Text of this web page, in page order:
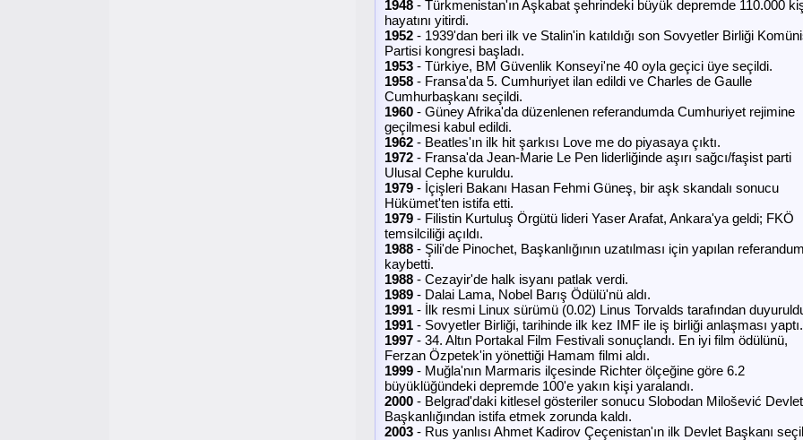
1948 - Türkmenistan'ın Aşkabat şehrindeki büyük depremde 110.000
hayatını yitirdi.
1952 - 1939'dan beri ilk ve Stalin'in katıldığı son Sovyetler Birliği
Partisi kongresi başladı.
1953 - Türkiye, BM Güvenlik Konseyi'ne 40 oyla geçici üye seçildi.
1958 - Fransa'da 5. Cumhuriyet ilan edildi ve Charles de Gaulle
Cumhurbaşkanı seçildi.
1960 - Güney Afrika'da düzenlenen referandumda Cumhuriyet rejimine
geçilmesi kabul edildi.
1962 - Beatles'ın ilk hit şarkısı Love me do piyasaya çıktı.
1972 - Fransa'da Jean-Marie Le Pen liderliğinde aşırı sağcı/faşist parti
Ulusal Cephe kuruldu.
1979 - İçişleri Bakanı Hasan Fehmi Güneş, bir aşk skandalı sonucu
Hükümet'ten istifa etti.
1979 - Filistin Kurtuluş Örgütü lideri Yaser Arafat, Ankara'ya geldi; FKÖ
temsilciliği açıldı.
1988 - Şili'de Pinochet, Başkanlığının uzatılması için yapılan
kaybetti.
1988 - Cezayir'de halk isyanı patlak verdi.
1989 - Dalai Lama, Nobel Barış Ödülü'nü aldı.
1991 - İlk resmi Linux sürümü (0.02) Linus Torvalds tarafından
1991 - Sovyetler Birliği, tarihinde ilk kez IMF ile iş birliği anlaşması yaptı.
1997 - 34. Altın Portakal Film Festivali sonuçlandı. En iyi film ödülünü,
Ferzan Özpetek'in yönettiği Hamam filmi aldı.
1999 - Muğla'nın Marmaris ilçesinde Richter ölçeğine göre 6.2
büyüklüğündeki depremde 100'e yakın kişi yaralandı.
2000 - Belgrad'daki kitlesel gösteriler sonucu Slobodan Milošević Devlet
Başkanlığından istifa etmek zorunda kaldı.
2003 - Rus yanlısı Ahmet Kadirov Çeçenistan'ın ilk Devlet Başkanı